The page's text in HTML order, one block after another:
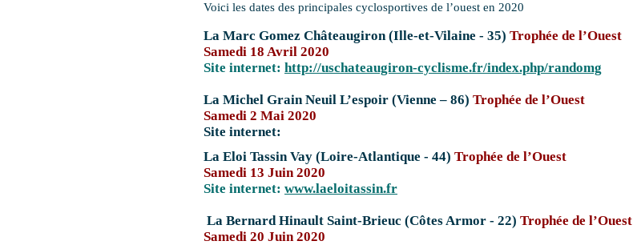
Voici les dates des principales cyclosportives de l’ouest en 2020
La Marc Gomez Châteaugiron (Ille-et-Vilaine - 35) Trophée de l’Ouest
Samedi 18 Avril 2020
Site internet: http://uschateaugiron-cyclisme.fr/index.php/randomg
La Michel Grain Neuil L’espoir (Vienne – 86) Trophée de l’Ouest
Samedi 2 Mai 2020
Site internet:
La Eloi Tassin Vay (Loire-Atlantique - 44) Trophée de l’Ouest
Samedi 13 Juin 2020
Site internet: www.laeloitassin.fr
La Bernard Hinault Saint-Brieuc (Côtes Armor - 22) Trophée de l’Ouest
Samedi 20 Juin 2020